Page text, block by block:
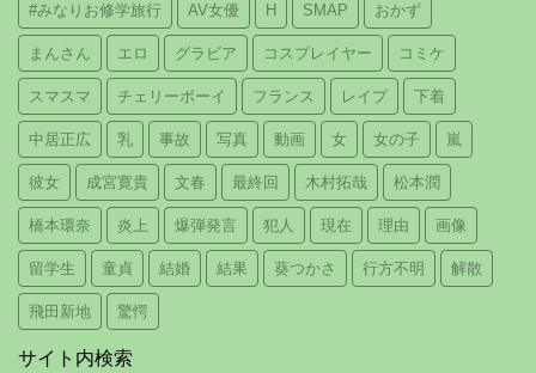
#みなりお修学旅行 AV女優 H SMAP おかず
まんさん エロ グラビア コスプレイヤー コミケ
スマスマ チェリーボーイ フランス レイプ 下着
中居正広 乳 事故 写真 動画 女 女の子 嵐
彼女 成宮寛貴 文春 最終回 木村拓哉 松本潤
橋本環奈 炎上 爆弾発言 犯人 現在 理由 画像
留学生 童貞 結婚 結果 葵つかさ 行方不明 解散
飛田新地 驚愕
サイト内検索